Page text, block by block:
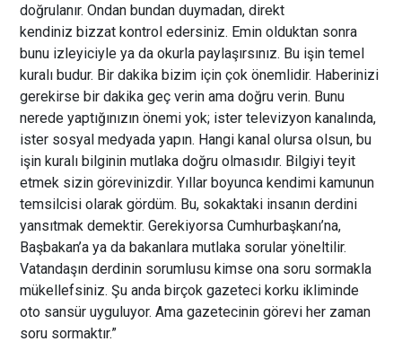
doğrulanır. Ondan bundan duymadan, direkt
kendiniz bizzat kontrol edersiniz. Emin olduktan sonra
bunu izleyiciyle ya da okurla paylaşırsınız. Bu işin temel
kuralı budur. Bir dakika bizim için çok önemlidir. Haberinizi
gerekirse bir dakika geç verin ama doğru verin. Bunu
nerede yaptığınızın önemi yok; ister televizyon kanalında,
ister sosyal medyada yapın. Hangi kanal olursa olsun, bu
işin kuralı bilginin mutlaka doğru olmasıdır. Bilgiyi teyit
etmek sizin görevinizdir. Yıllar boyunca kendimi kamunun
temsilcisi olarak gördüm. Bu, sokaktaki insanın derdini
yansıtmak demektir. Gerekiyorsa Cumhurbaşkanı’na,
Başbakan’a ya da bakanlara mutlaka sorular yöneltilir.
Vatandaşın derdinin sorumlusu kimse ona soru sormakla
mükellefsiniz. Şu anda birçok gazeteci korku ikliminde
oto sansür uyguluyor. Ama gazetecinin görevi her zaman
soru sormaktır.”